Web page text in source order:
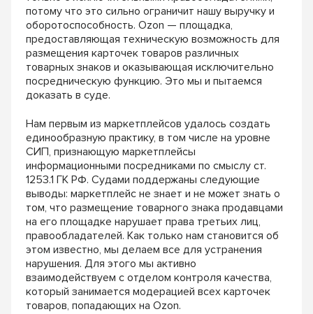
потому что это сильно ограничит нашу выручку и
оборотоспособность. Ozon — площадка,
предоставляющая техническую возможность для
размещения карточек товаров различных
товарных знаков и оказывающая исключительно
посредническую функцию. Это мы и пытаемся
доказать в суде.
Нам первым из маркетплейсов удалось создать
единообразную практику, в том числе на уровне
СИП, признающую маркетплейсы
информационными посредниками по смыслу ст.
1253.1 ГК РФ. Судами поддержаны следующие
выводы: маркетплейс не знает и не может знать о
том, что размещение товарного знака продавцами
на его площадке нарушает права третьих лиц,
правообладателей. Как только нам становится об
этом известно, мы делаем все для устранения
нарушения. Для этого мы активно
взаимодействуем с отделом контроля качества,
который занимается модерацией всех карточек
товаров, попадающих на Ozon.